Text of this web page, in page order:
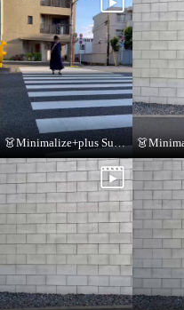
👗Minimalize+plus Summer Collection👗